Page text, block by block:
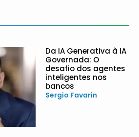
Da IA Generativa à IA
Governada: O
desafio dos agentes
inteligentes nos
bancos
Sergio Favarin